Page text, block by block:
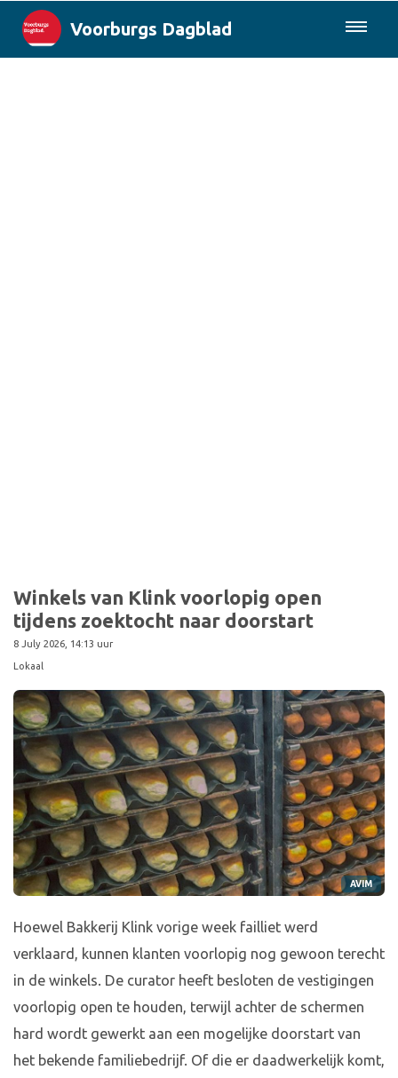
Voorburgs Dagblad
Winkels van Klink voorlopig open
tijdens zoektocht naar doorstart
8 July 2026, 14:13 uur
Lokaal
AVIM
Hoewel Bakkerij Klink vorige week failliet werd
verklaard, kunnen klanten voorlopig nog gewoon terecht
in de winkels. De curator heeft besloten de vestigingen
voorlopig open te houden, terwijl achter de schermen
hard wordt gewerkt aan een mogelijke doorstart van
het bekende familiebedrijf. Of die er daadwerkelijk komt,